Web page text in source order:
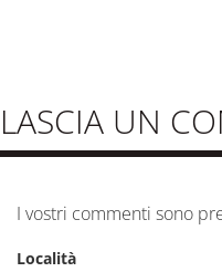
LASCIA UN
I vostri commenti sono
Località